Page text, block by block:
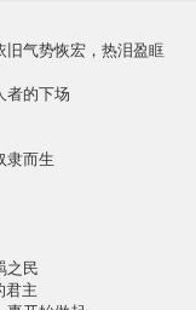
旧气势恢宏，热泪盈眶
者的下场
隶而生
之民
君主